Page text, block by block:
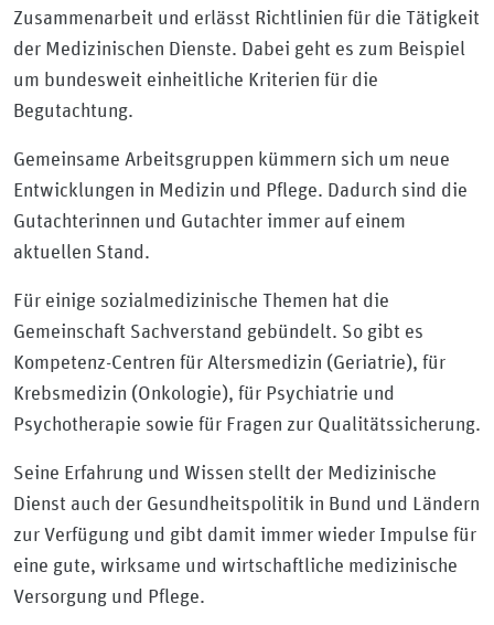
Zusammenarbeit und erlässt Richtlinien für die Tätigkeit
der Medizinischen Dienste. Dabei geht es zum Beispiel
um bundesweit einheitliche Kriterien für die
Begutachtung.
Gemeinsame Arbeitsgruppen kümmern sich um neue
Entwicklungen in Medizin und Pflege. Dadurch sind die
Gutachterinnen und Gutachter immer auf einem
aktuellen Stand.
Für einige sozialmedizinische Themen hat die
Gemeinschaft Sachverstand gebündelt. So gibt es
Kompetenz-Centren für Altersmedizin (Geriatrie), für
Krebsmedizin (Onkologie), für Psychiatrie und
Psychotherapie sowie für Fragen zur Qualitätssicherung.
Seine Erfahrung und Wissen stellt der Medizinische
Dienst auch der Gesundheitspolitik in Bund und Ländern
zur Verfügung und gibt damit immer wieder Impulse für
eine gute, wirksame und wirtschaftliche medizinische
Versorgung und Pflege.